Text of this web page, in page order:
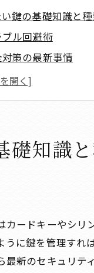
鍵の基礎知識と
ル回避術
策の最新事情
くある疑問と安心
ためのポイント
知識
ードキーやシ
に鍵を管理すれ
新のセキュリテ